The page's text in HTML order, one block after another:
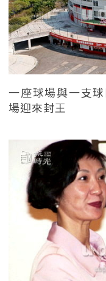
一座球場與一支
場迎來封王